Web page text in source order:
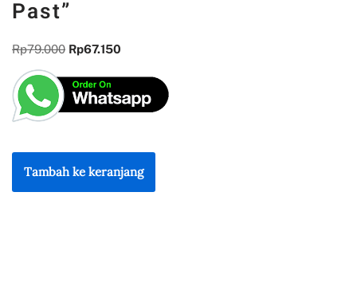
Past”
Rp79.000 Rp67.150
Tambah ke keranjang